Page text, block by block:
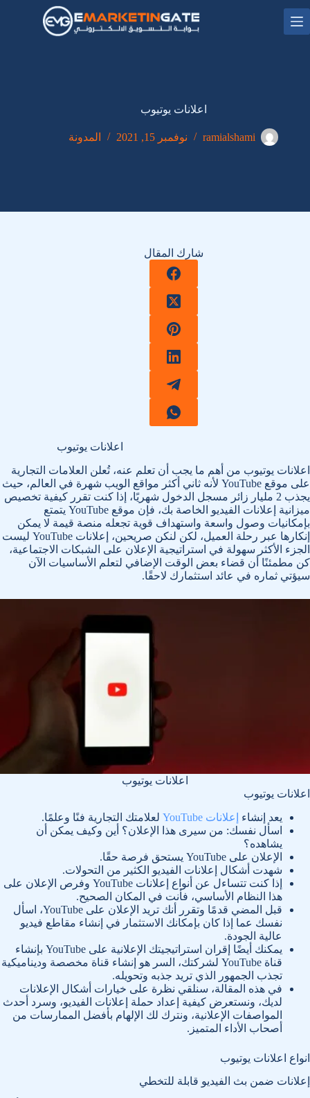
التجاوز
إلى
المحتوى
اعلانات يوتيوب
ramialshami نوفمبر 15, 2021 المدونة
شارك المقال
اعلانات يوتيوب
اعلانات يوتيوب من أهم ما يجب أن تعلم عنه، تُعلن العلامات التجارية
على موقع YouTube لأنه ثاني أكثر مواقع الويب شهرة في العالم، حيث
يجذب 2 مليار زائر مسجل الدخول شهريًا، إذا كنت تقرر كيفية تخصيص
ميزانية إعلانات الفيديو الخاصة بك، فإن موقع YouTube يتمتع
بإمكانيات وصول واسعة واستهداف قوية تجعله منصة قيمة لا يمكن
إنكارها عبر رحلة العميل، لكن لنكن صريحين، إعلانات YouTube ليست
الجزء الأكثر سهولة في استراتيجية الإعلان على الشبكات الاجتماعية،
كن مطمئنًا أن قضاء بعض الوقت الإضافي لتعلم الأساسيات الآن
سيؤتي ثماره في عائد استثمارك لاحقًا.
اعلانات يوتيوب
اعلانات يوتيوب
يعد إنشاء
إعلانات YouTube
لعلامتك التجارية فنًا وعلمًا.
اسأل نفسك: من سيرى هذا الإعلان؟ أين وكيف يمكن أن
يشاهده؟
الإعلان على YouTube يستحق فرصة حقًا.
شهدت أشكال إعلانات الفيديو الكثير من التحولات.
إذا كنت تتساءل عن أنواع إعلانات YouTube وفرص الإعلان على
هذا النظام الأساسي، فأنت في المكان الصحيح.
قبل المضي قدمًا وتقرر أنك تريد الإعلان على YouTube، اسأل
نفسك عما إذا كان بإمكانك الاستثمار في إنشاء مقاطع فيديو
عالية الجودة.
يمكنك أيضًا إقران استراتيجيتك الإعلانية على YouTube بإنشاء
قناة YouTube لشركتك، السر هو إنشاء قناة مخصصة وديناميكية
تجذب الجمهور الذي تريد جذبه وتحويله.
في هذه المقالة، سنلقي نظرة على خيارات أشكال الإعلانات
لديك، ونستعرض كيفية إعداد حملة إعلانات الفيديو، وسرد أحدث
المواصفات الإعلانية، ونترك لك الإلهام بأفضل الممارسات من
أصحاب الأداء المتميز.
انواع اعلانات يوتيوب
إعلانات ضمن بث الفيديو قابلة للتخطي